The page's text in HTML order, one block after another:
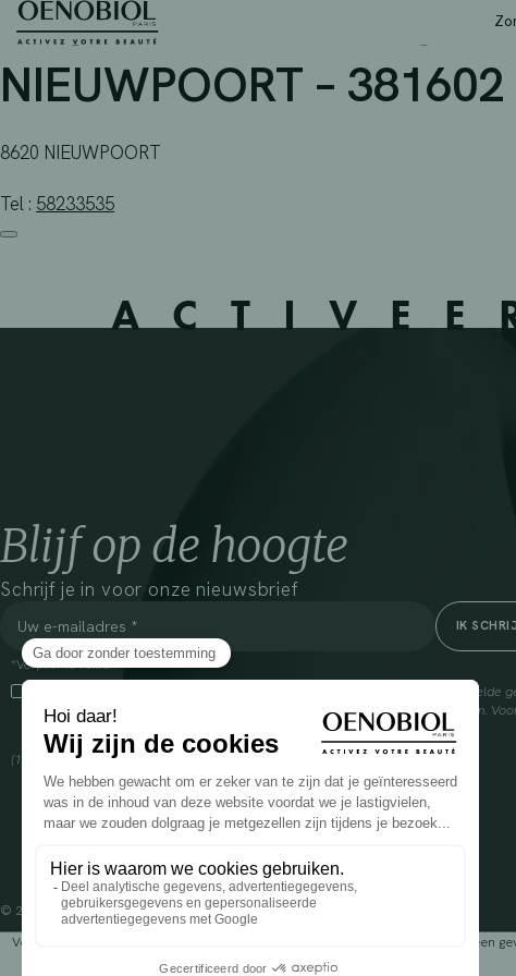
SkipAPOTHEEK VAN
NIEUWPOORT – 381602
8620 NIEUWPOORT
Tel : 58233535
Blijf op de hoogte
Schrijf je in voor onze nieuwsbrief
*Verplichte velden
Door dit vakje aan te vinken, ga ik ermee akkoord dat Cooper(1) de verzamelde
om mij commerciële informatie te sturen over zijn producten en aanbiedingen.
over het beheer van uw gegevens en uw rechten, klikhier
(1) Coopération pharmaceutique Française, RCS Melun 399 227 636
© 2024 OENOBIOL PARIS
Voedingssupplement dat moet worden geconsumeerd als onderdeel van een